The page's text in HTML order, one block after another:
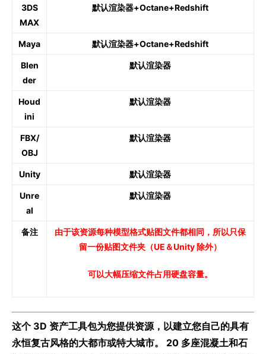
3DS
MAX
默认渲染器+Octane+Redshift
Maya 默认渲染器+Octane+Redshift
Blen
der
默认渲染器
Houd
ini
默认渲染器
FBX/
OBJ
默认渲染器
Unity 默认渲染器
Unre
al
默认渲染器
备注
由于该资源每种模型格式贴图文件都相同，所以只保
留一份贴图文件夹（UE＆Unity 除外）
可以大幅压缩文件占用硬盘容量。
这个 3D 资产工具包为您提供资源，以建立您自己的具有
永恒复古风格的大都市或特大城市。 20 多座混凝土和石